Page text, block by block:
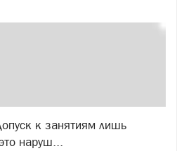
к занятиям лишь
наруш...